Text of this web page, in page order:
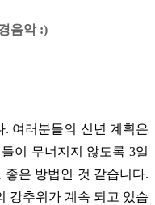
음악 :)
여러분들의 신년 계획은
이 무너지지 않도록 3일
은 방법인 것 같습니다.
강추위가 계속 되고 있습